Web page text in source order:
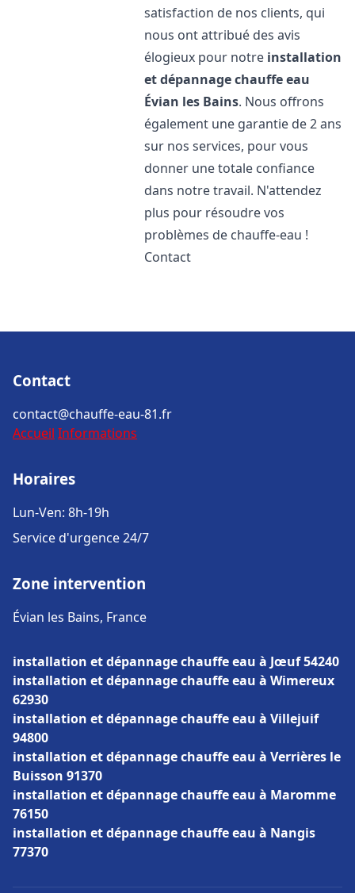
satisfaction de nos clients, qui
nous ont attribué des avis
élogieux pour notre installation
et dépannage chauffe eau
Évian les Bains. Nous offrons
également une garantie de 2 ans
sur nos services, pour vous
donner une totale confiance
dans notre travail. N'attendez
plus pour résoudre vos
problèmes de chauffe-eau !
Contact
Contact
contact@chauffe-eau-81.fr
Accueil Informations
Horaires
Lun-Ven: 8h-19h
Service d'urgence 24/7
Zone intervention
Évian les Bains, France
installation et dépannage chauffe eau à Jœuf 54240
installation et dépannage chauffe eau à Wimereux
62930
installation et dépannage chauffe eau à Villejuif
94800
installation et dépannage chauffe eau à Verrières le
Buisson 91370
installation et dépannage chauffe eau à Maromme
76150
installation et dépannage chauffe eau à Nangis
77370